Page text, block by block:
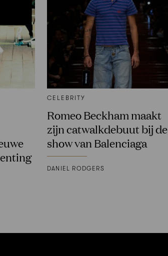
CELEBRITY
Romeo Beckham maakt
zijn catwalkdebuut bij de
show van Balenciaga
DANIEL RODGERS